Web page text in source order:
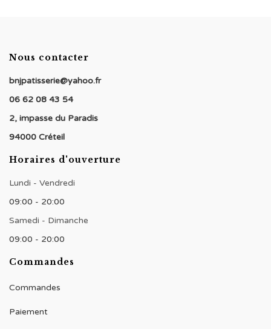
Nous contacter
bnjpatisserie@yahoo.fr
06 62 08 43 54
2, impasse du Paradis
94000 Créteil
Horaires d'ouverture
Lundi - Vendredi
09:00 - 20:00
Samedi - Dimanche
09:00 - 20:00
Commandes
Commandes
Paiement